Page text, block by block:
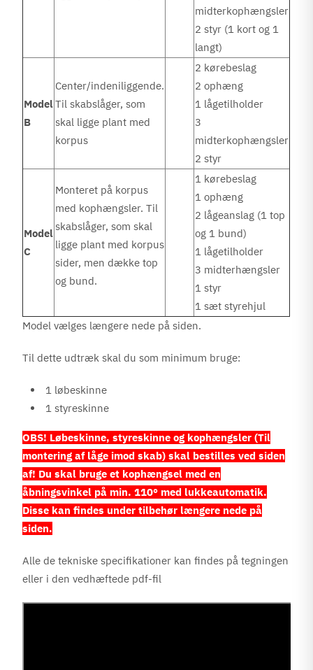
midterkophængsler
2 styr (1 kort og 1
langt)
Model
B
Center/indeniliggende.
Til skabslåger, som
skal ligge plant med
korpus
2 kørebeslag
2 ophæng
1 lågetilholder
3
midterkophængsler
2 styr
Model
C
Monteret på korpus
med kophængsler. Til
skabslåger, som skal
ligge plant med korpus
sider, men dække top
og bund.
1 kørebeslag
1 ophæng
2 lågeanslag (1 top
og 1 bund)
1 lågetilholder
3 midterhængsler
1 styr
1 sæt styrehjul
Model vælges længere nede på siden.
Til dette udtræk skal du som minimum bruge:
1 løbeskinne
1 styreskinne
OBS! Løbeskinne, styreskinne og kophængsler (Til
montering af låge imod skab) skal bestilles ved siden
af! Du skal bruge et kophængsel med en
åbningsvinkel på min. 110° med lukkeautomatik.
Disse kan findes under tilbehør længere nede på
siden.
Alle de tekniske specifikationer kan findes på tegningen
eller i den vedhæftede pdf-fil